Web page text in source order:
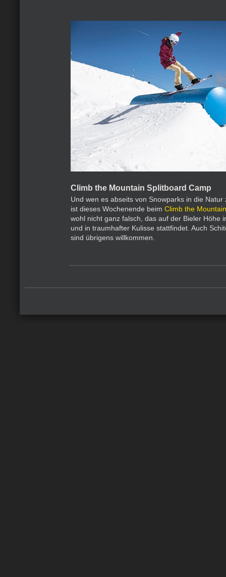
Climb the Mountain Splitboard Camp
Und wen es abseits von Snowparks in die
ist dieses Wochenende beim Climb the
wohl nicht ganz falsch, das auf der Bieler Höhe
und in traumhafter Kulisse stattfindet. Auch
sind übrigens willkommen.